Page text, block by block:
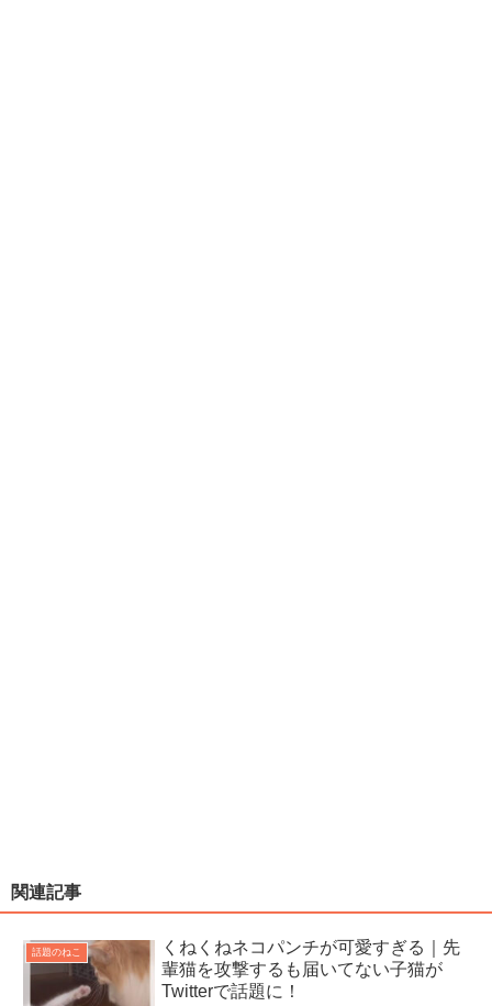
関連記事
話題のねこ
くねくねネコパンチが可愛すぎる｜先
輩猫を攻撃するも届いてない子猫が
Twitterで話題に！